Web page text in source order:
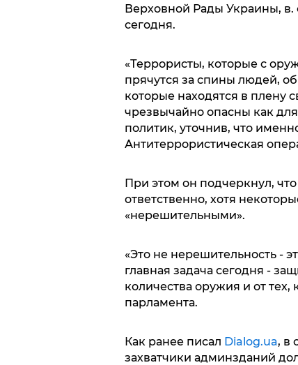
Верховной Рады Украины,
сегодня.
«Террористы, которые с
прячутся за спины людей,
которые находятся в плену
чрезвычайно опасны как
политик, уточнив, что
Антитеррористическая
При этом он подчеркнул,
ответственно, хотя
«нерешительными».
«Это не нерешительность -
главная задача сегодня -
количества оружия и от тех,
парламента.
Как ранее писал Dialog.ua, в
захватчики админзданий